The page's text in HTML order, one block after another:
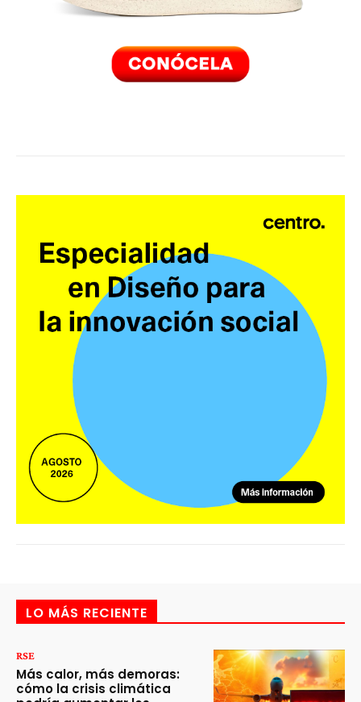
LO MÁS RECIENTE
RSE
Más calor, más demoras:
cómo la crisis climática